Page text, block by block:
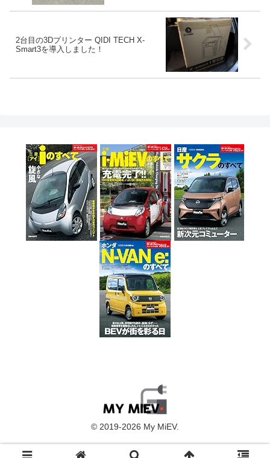
2台目の3Dプリンター QIDI TECH X-
Smart3を導入しました！
© 2019-2026 My MiEV.